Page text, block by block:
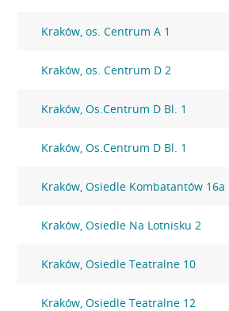
Kraków, os. Centrum A 1
Kraków, os. Centrum D 2
Kraków, Os.Centrum D Bl. 1
Kraków, Os.Centrum D Bl. 1
Kraków, Osiedle Kombatantów 16a
Kraków, Osiedle Na Lotnisku 2
Kraków, Osiedle Teatralne 10
Kraków, Osiedle Teatralne 12